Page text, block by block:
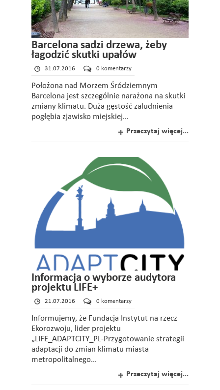
Barcelona sadzi drzewa, żeby
łagodzić skutki upałów
31.07.2016 0 komentarzy
Położona nad Morzem Śródziemnym
Barcelona jest szczególnie narażona na skutki
zmiany klimatu. Duża gęstość zaludnienia
pogłębia zjawisko miejskiej...
Przeczytaj więcej...
Informacja o wyborze audytora
projektu LIFE+
21.07.2016 0 komentarzy
Informujemy, że Fundacja Instytut na rzecz
Ekorozwoju, lider projektu
„LIFE_ADAPTCITY_PL-Przygotowanie strategii
adaptacji do zmian klimatu miasta
metropolitalnego...
Przeczytaj więcej...